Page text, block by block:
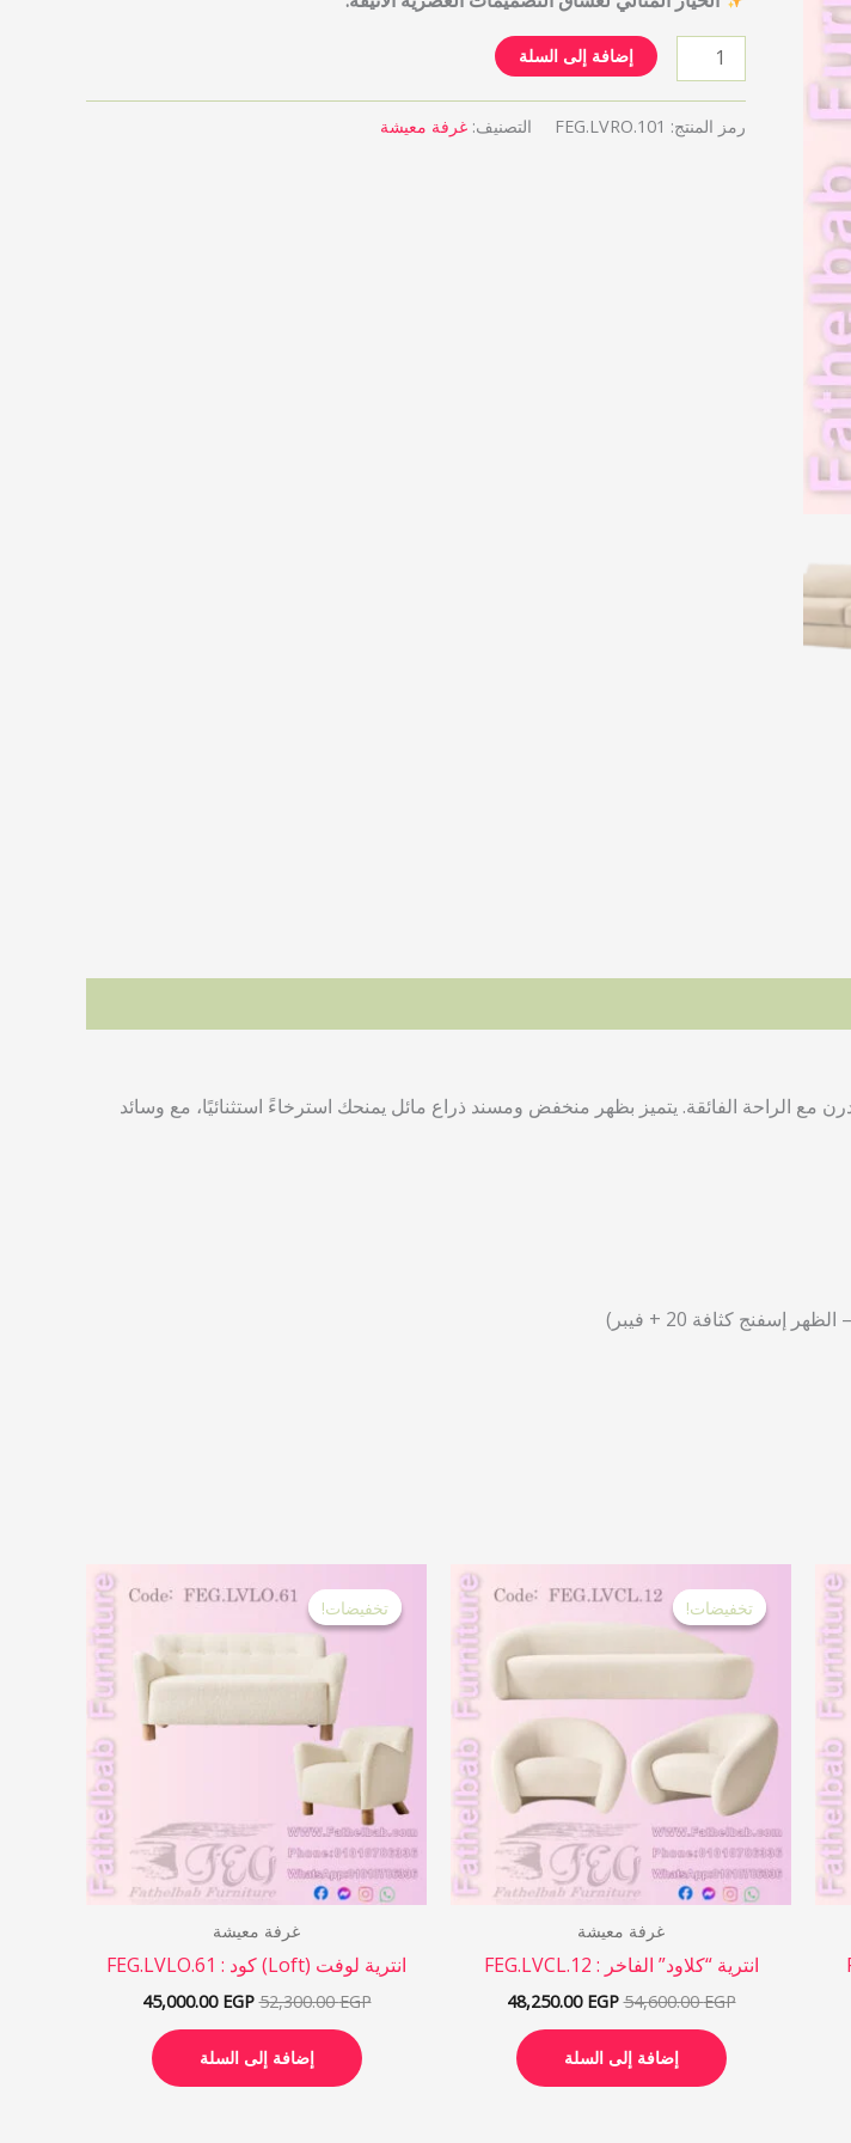
إضافة إلى السلة
رمز المنتج: FEG.LVRO.101 التصنيف: غرفة معيشة
مع الراحة الفائقة. يتميز بظهر منخفض ومسند ذراع مائل يمنحك استرخاءً استثنائيًا، مع وسائد
36,000.00
تخفيضات!
تخفيضات!
غرفة معيشة
انترية “كلاود” الفاخر : FEG.LVCL.12
54,600.00EGP
الأصلي
48,250.00 EGP
السعر
الحالي
48,250.00 EGP.
إضافة إلى السلة
تخفيضات!
تخفيضات!
غرفة معيشة
انترية لوفت (Loft) كود : FEG.LVLO.61
52,300.00EGP
الأصلي
52,300.00 EGP.
45,000.00 EGP
السعر
الحالي
45,000.00 EGP.
إضافة إلى السلة